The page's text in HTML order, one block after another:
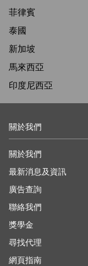
菲律賓
泰國
新加坡
馬來西亞
印度尼西亞
關於我們
關於我們
最新消息及資訊
廣告查詢
聯絡我們
獎學金
尋找代理
網頁指南